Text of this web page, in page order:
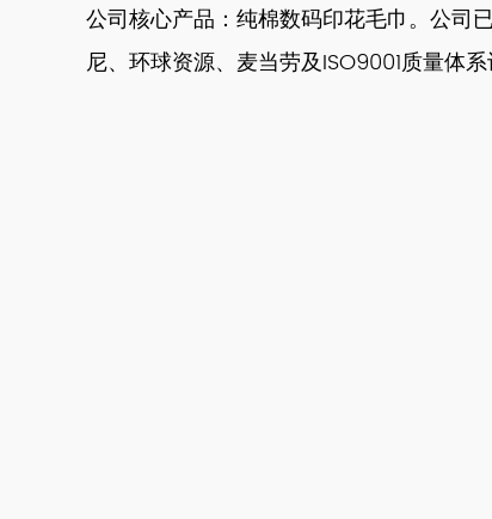
公司核心产品：纯棉数码印花毛巾。公司
尼、环球资源、麦当劳及ISO9001质量体系